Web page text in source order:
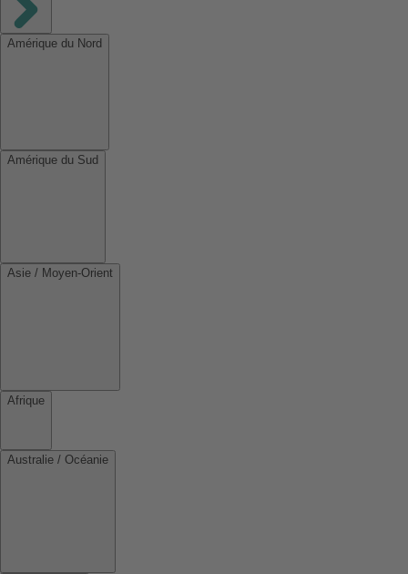
Amérique du Nord
Amérique du Sud
Asie / Moyen-Orient
Afrique
Australie / Océanie